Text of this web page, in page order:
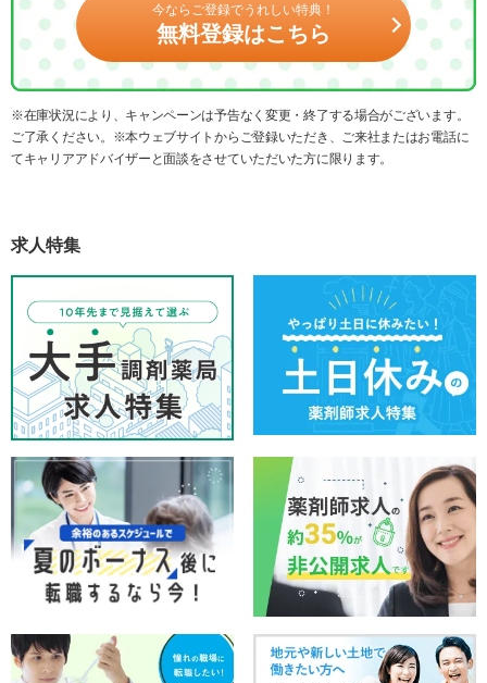
今ならご登録でうれしい特典！
無料登録はこちら
※在庫状況により、キャンペーンは予告なく変更・終了する場合がございます。
ご了承ください。※本ウェブサイトからご登録いただき、ご来社またはお電話に
てキャリアアドバイザーと面談をさせていただいた方に限ります。
求人特集